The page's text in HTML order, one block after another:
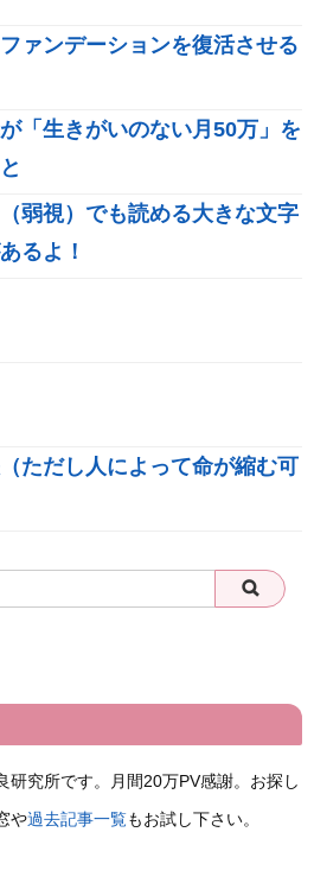
ァンデーションを復活させる
「生きがいのない月50万」を
弱視）でも読める大きな文字
るよ！
ただし人によって命が縮む可
研究所です。月間20万PV感謝。お探し
や過去記事一覧もお試し下さい。